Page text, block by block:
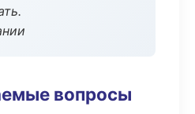
вопросы